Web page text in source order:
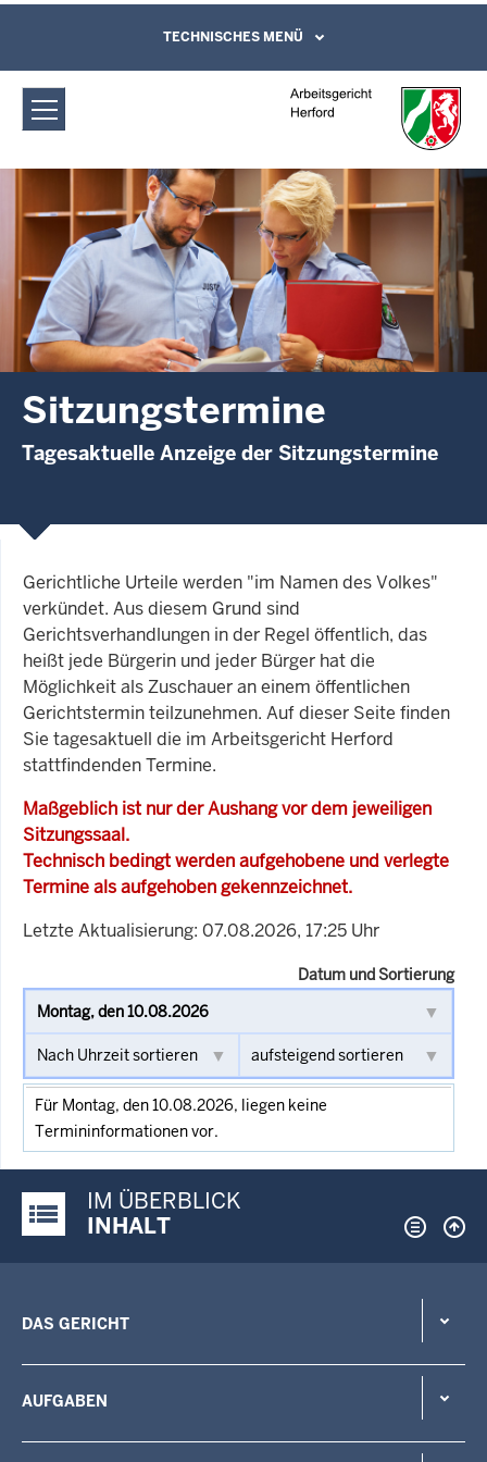
Arbeitsgericht Herford:
Sitzungstermine
Direkt zum Inhalt
Leichte Sprache, Gebärdensprachenvideo
und Kontaktformular
TECHNISCHES MENÜ
Sitzungstermine
Tagesaktuelle Anzeige der Sitzungstermine
Gerichtliche Urteile werden "im Namen des Volkes"
verkündet. Aus diesem Grund sind
Gerichtsverhandlungen in der Regel öffentlich, das
heißt jede Bürgerin und jeder Bürger hat die
Möglichkeit als Zuschauer an einem öffentlichen
Gerichtstermin teilzunehmen. Auf dieser Seite finden
Sie tagesaktuell die im Arbeitsgericht Herford
stattfindenden Termine.
Maßgeblich ist nur der Aushang vor dem jeweiligen
Sitzungssaal.
Technisch bedingt werden aufgehobene und verlegte
Termine als aufgehoben gekennzeichnet.
Letzte Aktualisierung: 07.08.2026, 17:25 Uhr
Datum und Sortierung
Für Montag, den 10.08.2026, liegen keine
Termininformationen vor.
Justiz-Portal im Überblick:
IM ÜBERBLICK
INHALT
DAS GERICHT
AUFGABEN